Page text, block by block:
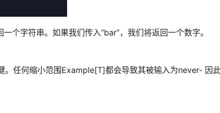
个字符串。如果我们传入“bar”，我们将返回一个数字。
任何缩小范围Example[T]都会导致其被输入为never- 因